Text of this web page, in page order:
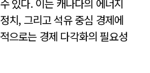
있다. 이는 캐나다의 에너지
치, 그리고 석유 중심 경제에
으로는 경제 다각화의 필요성